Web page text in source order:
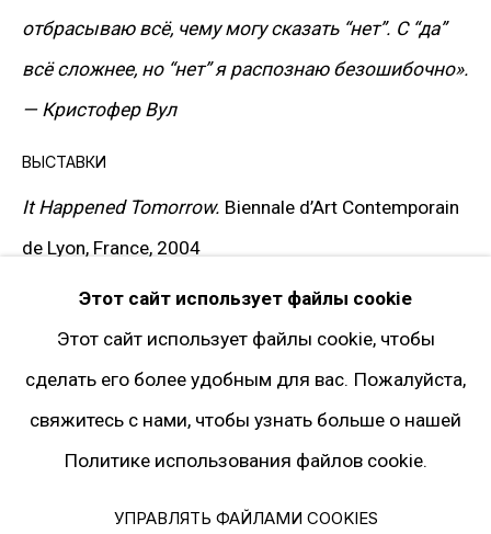
Twitter
Instagram*
Pinterest
* принадлежит компании Meta, признанной
экстремистской и запрещённой на
территории РФ
Политика конфиденциальности
Управлять файлами cookies
© 2026 ГАЛЕРЕЯ ГАРИ ТАТИНЦЯНА. ВСЕ ПРАВА ЗАЩИЩЕНЫ
Этот сайт использует файлы cookie
Этот сайт использует файлы cookie, чтобы
сделать его более удобным для вас. Пожалуйста,
свяжитесь с нами, чтобы узнать больше о нашей
Политике использования файлов cookie.
УПРАВЛЯТЬ ФАЙЛАМИ COOKIES
отбрасываю всё, чему могу сказать “нет”. С “да”
всё сложнее, но “нет” я распознаю безошибочно».
— Кристофер Вул
ВЫСТАВКИ
It Happened Tomorrow. Biennale d’Art Contemporain
de Lyon, France, 2004
ПУБЛИКАЦИИ
Christopher Wool.Valencia, Institut Valencia d’Art
Modern, 2006. p. 39
It Happened Tomorrow.Biennale d’Art Contemporain
de Lyon, France, 2004. pp. 91–92